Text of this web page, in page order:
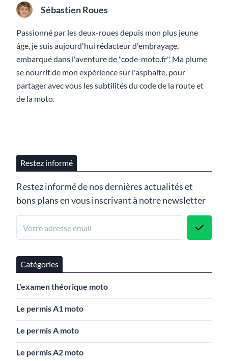
Sébastien Roues
Passionné par les deux-roues depuis mon plus jeune
âge, je suis aujourd'hui rédacteur d'embrayage,
embarqué dans l'aventure de "code-moto.fr". Ma plume
se nourrit de mon expérience sur l'asphalte, pour
partager avec vous les subtilités du code de la route et
de la moto.
Restez informé
Restez informé de nos dernières actualités et
bons plans en vous inscrivant à notre newsletter
Catégories
L'examen théorique moto
Le permis A1 moto
Le permis A moto
Le permis A2 moto